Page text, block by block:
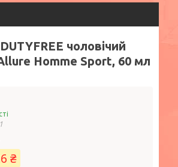
чоловічий
Homme Sport, 60 мл
₴